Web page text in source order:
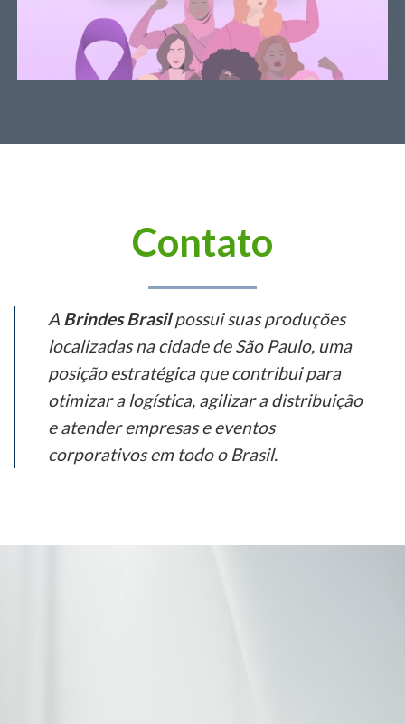
Contato
A Brindes Brasilpossui suas produções
localizadas na cidade de São Paulo, uma
posição estratégica que contribui para
otimizar a logística, agilizar a distribuição
e atender empresas e eventos
corporativos em todo o Brasil.